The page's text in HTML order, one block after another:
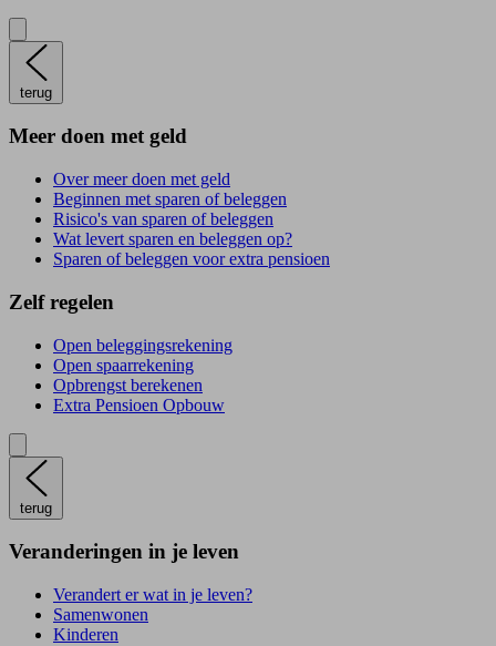
terug
Meer doen met geld
Over meer doen met geld
Beginnen met sparen of beleggen
Risico's van sparen of beleggen
Wat levert sparen en beleggen op?
Sparen of beleggen voor extra pensioen
Zelf regelen
Open beleggingsrekening
Open spaarrekening
Opbrengst berekenen
Extra Pensioen Opbouw
terug
Veranderingen in je leven
Verandert er wat in je leven?
Samenwonen
Kinderen